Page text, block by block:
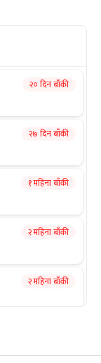
२० दिन बाँकी
२७ दिन बाँकी
१ महिना बाँकी
२ महिना बाँकी
२ महिना बाँकी